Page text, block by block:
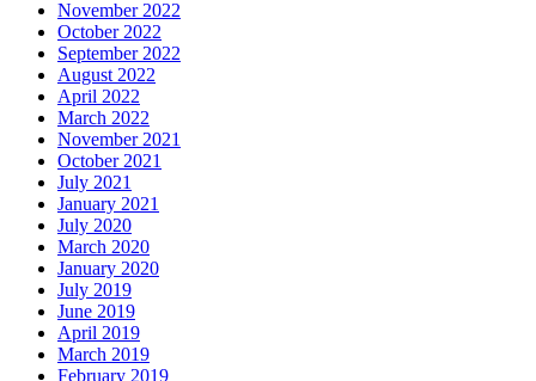
November 2022
October 2022
September 2022
August 2022
April 2022
March 2022
November 2021
October 2021
July 2021
January 2021
July 2020
March 2020
January 2020
July 2019
June 2019
April 2019
March 2019
February 2019